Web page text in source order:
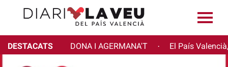
DESTACATS DONA I AGERMANA'T · El País